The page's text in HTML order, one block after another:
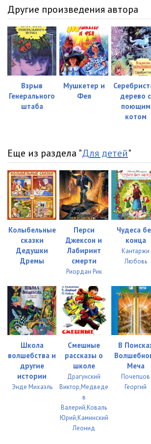
Track- 098
Track- 099
Track- 100
Track- 101
Track- 102
Track- 103
Track- 106
Track- 107
Track- 108
Track- 109
Track- 110
Track- 111
Track- 112
Track- 113
Track- 114
Track- 115
Track- 116
Track- 117
Другие произведения автора
Взрыв
Генерального
штаба
Мушкетер и
Фея
дерево с
поющим
котом
Еще из раздела "Для детей"
Колыбельные
сказки
Дедушки
Дремы
Перси
Джексон и
Лабиринт
смерти
Риордан Рик
Чудеса
конца
Кантаржи
Любовь
Школа
волшебства и
другие
истории
Энде Михаэль
Смешные
рассказы о
школе
Драгунский
Виктор,Медведе
в
Валерий,Коваль
Юрий,Каминский
Леонид
В
Меча
Почепцов
Георгий